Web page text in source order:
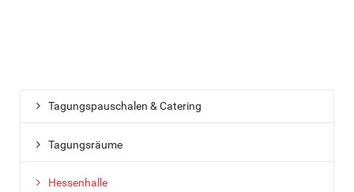
Tagungspauschalen & Catering
Tagungsräume
Hessenhalle